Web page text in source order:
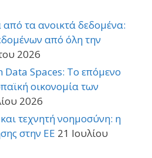
τα ανοικτά δεδομένα:
από όλη την
2026
Spaces: Το επόμενο
οικονομία των
2026
τεχνητή νοημοσύνη: η
στην ΕΕ 21 Ιουλίου